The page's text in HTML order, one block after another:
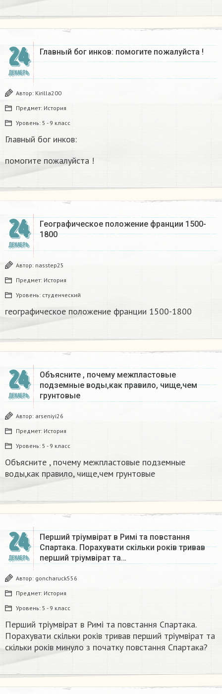
24
ДЕКАБРЬ
Главный бог инков: помогите пожалуйста !
Автор: Kirilla200
Предмет: История
Уровень: 5 - 9 класс
Главный бог инков:
помогите пожалуйста !
24
ДЕКАБРЬ
Географическое положение франции 1500-
1800​
Автор: nasstep25
Предмет: История
Уровень: студенческий
географическое положение франции 1500-1800​
24
ДЕКАБРЬ
Объясните , почему межпластовые
подземные воды,как правило, чище,чем
грунтовые​
Автор: arseniyi26
Предмет: История
Уровень: 5 - 9 класс
Объясните , почему межпластовые подземные
воды,как правило, чище,чем грунтовые​
24
ДЕКАБРЬ
Перший тріумвірат в Римі та повстання
Спартака. Порахувати скільки років тривав
перший тріумвірат та…
Автор: goncharuck556
Предмет: История
Уровень: 5 - 9 класс
Перший тріумвірат в Римі та повстання Спартака.
Порахувати скільки років тривав перший тріумвірат та
скільки років минуло з початку повстання Спартака?